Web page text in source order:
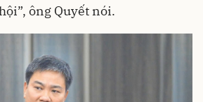
ông Quyết nói.